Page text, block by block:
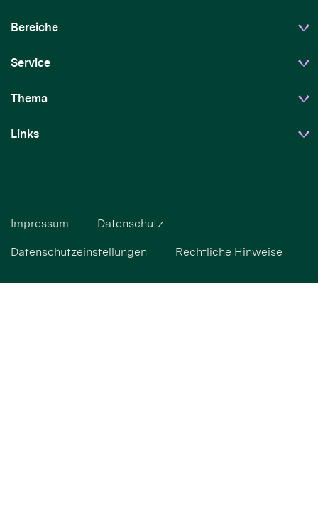
Bereiche
Service
Thema
Links
Impressum Datenschutz
Datenschutzeinstellungen Rechtliche Hinweise